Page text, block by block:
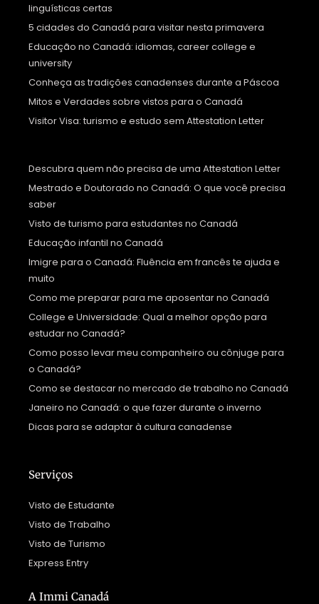
linguísticas certas
5 cidades do Canadá para visitar nesta primavera
Educação no Canadá: idiomas, career college e
university
Conheça as tradições canadenses durante a Páscoa
Mitos e Verdades sobre vistos para o Canadá
Visitor Visa: turismo e estudo sem Attestation Letter
Descubra quem não precisa de uma Attestation Letter
Mestrado e Doutorado no Canadá: O que você precisa
saber
Visto de turismo para estudantes no Canadá
Educação infantil no Canadá
Imigre para o Canadá: Fluência em francês te ajuda e
muito
Como me preparar para me aposentar no Canadá
College e Universidade: Qual a melhor opção para
estudar no Canadá?
Como posso levar meu companheiro ou cônjuge para
o Canadá?
Como se destacar no mercado de trabalho no Canadá
Janeiro no Canadá: o que fazer durante o inverno
Dicas para se adaptar à cultura canadense
Serviços
Visto de Estudante
Visto de Trabalho
Visto de Turismo
Express Entry
A Immi Canadá